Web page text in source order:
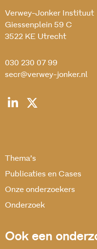
Verwey-Jonker Instituut
Giessenplein 59 C
3522 KE Utrecht
030 230 07 99
secr@verwey-jonker.nl
Thema’s
Publicaties en Cases
Onze onderzoekers
Onderzoek
Ook een